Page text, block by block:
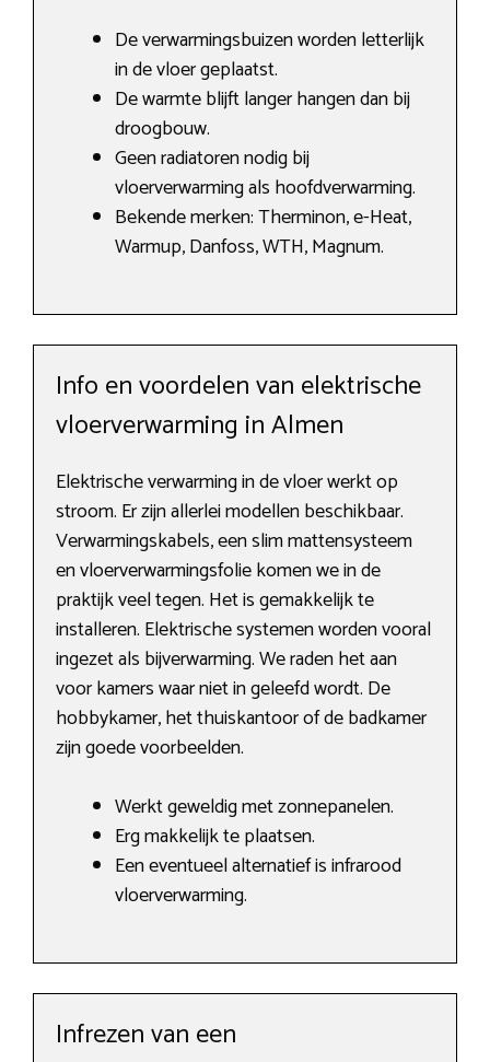
De verwarmingsbuizen worden letterlijk
in de vloer geplaatst.
De warmte blijft langer hangen dan bij
droogbouw.
Geen radiatoren nodig bij
vloerverwarming als hoofdverwarming.
Bekende merken: Therminon, e-Heat,
Warmup, Danfoss, WTH, Magnum.
Info en voordelen van elektrische
vloerverwarming in Almen
Elektrische verwarming in de vloer werkt op
stroom. Er zijn allerlei modellen beschikbaar.
Verwarmingskabels, een slim mattensysteem
en vloerverwarmingsfolie komen we in de
praktijk veel tegen. Het is gemakkelijk te
installeren. Elektrische systemen worden vooral
ingezet als bijverwarming. We raden het aan
voor kamers waar niet in geleefd wordt. De
hobbykamer, het thuiskantoor of de badkamer
zijn goede voorbeelden.
Werkt geweldig met zonnepanelen.
Erg makkelijk te plaatsen.
Een eventueel alternatief is infrarood
vloerverwarming.
Infrezen van een